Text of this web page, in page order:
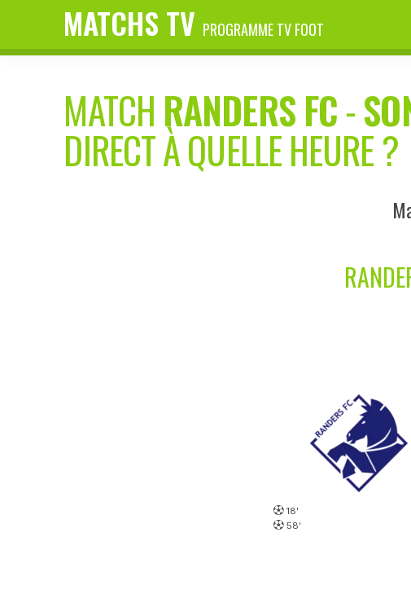
MATCHS TV PROGRAMME TV FOOT
MATCH RANDERS FC-
DIRECT À QUELLE HEURE ?
18'
58'